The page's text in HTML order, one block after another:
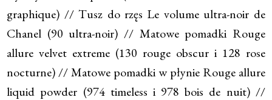
graphique) // Tusz do rzęs Le volume ultra-noir de
Chanel (90 ultra-noir) // Matowe pomadki Rouge
allure velvet extreme (130 rouge obscur i 128 rose
nocturne) // Matowe pomadki w płynie Rouge allure
liquid powder (974 timeless i 978 bois de nuit) //